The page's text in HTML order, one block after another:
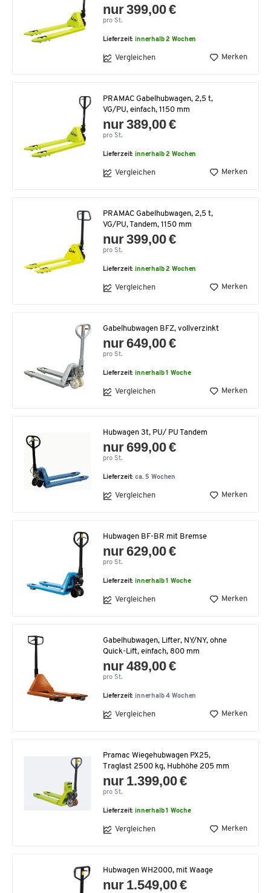
nur 399,00 €
pro St.
Lieferzeit:innerhalb 2 Wochen
Vergleichen Merken
PRAMAC Gabelhubwagen, 2,5 t,
VG/PU, einfach, 1150 mm
nur 389,00 €
pro St.
Lieferzeit:innerhalb 2 Wochen
Vergleichen Merken
PRAMAC Gabelhubwagen, 2,5 t,
VG/PU, Tandem, 1150 mm
nur 399,00 €
pro St.
Lieferzeit:innerhalb 2 Wochen
Vergleichen Merken
Gabelhubwagen BFZ, vollverzinkt
nur 649,00 €
pro St.
Lieferzeit:innerhalb 1 Woche
Vergleichen Merken
Hubwagen 3t, PU/ PU Tandem
nur 699,00 €
pro St.
Lieferzeit:ca. 5 Wochen
Vergleichen Merken
Hubwagen BF-BR mit Bremse
nur 629,00 €
pro St.
Lieferzeit:innerhalb 1 Woche
Vergleichen Merken
Gabelhubwagen, Lifter, NY/NY, ohne
Quick-Lift, einfach, 800 mm
nur 489,00 €
pro St.
Lieferzeit: innerhalb 4 Wochen
Vergleichen Merken
Pramac Wiegehubwagen PX25,
Traglast 2500 kg, Hubhöhe 205 mm
nur 1.399,00 €
pro St.
Lieferzeit:innerhalb 1 Woche
Vergleichen Merken
Hubwagen WH2000, mit Waage
nur 1.549,00 €